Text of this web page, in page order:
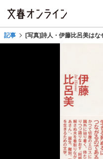
記事 [写真]詩人・伊藤比呂美は